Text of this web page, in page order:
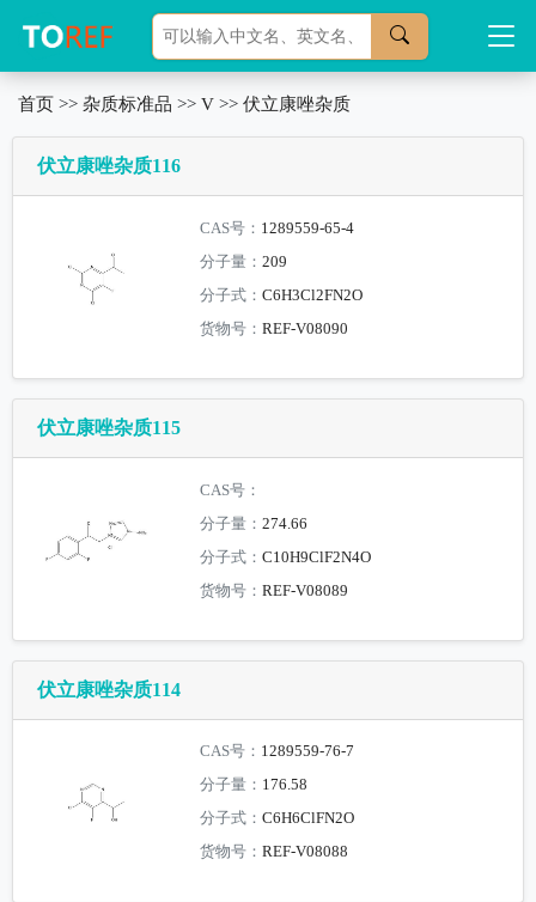
首页 >> 杂质标准品 >> V >> 伏立康唑杂质
伏立康唑杂质116
CAS号： 1289559-65-4
分子量：209
分子式：C6H3Cl2FN2O
货物号：REF-V08090
伏立康唑杂质115
CAS号：
分子量：274.66
分子式：C10H9ClF2N4O
货物号：REF-V08089
伏立康唑杂质114
CAS号： 1289559-76-7
分子量： 176.58
分子式：C6H6ClFN2O
货物号：REF-V08088